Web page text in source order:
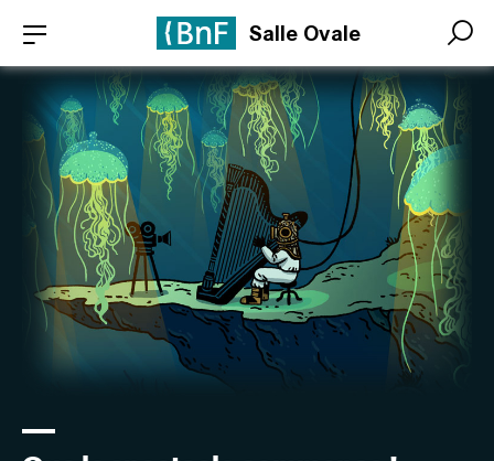
contenu
principal
Salle Ovale Search
Search
Panneau de gestion des cookies